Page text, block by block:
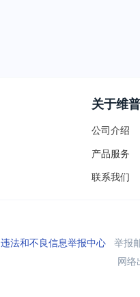
关于维普
公司介绍
产品服务
联系我们
违法和不良信息举报中心举报
网